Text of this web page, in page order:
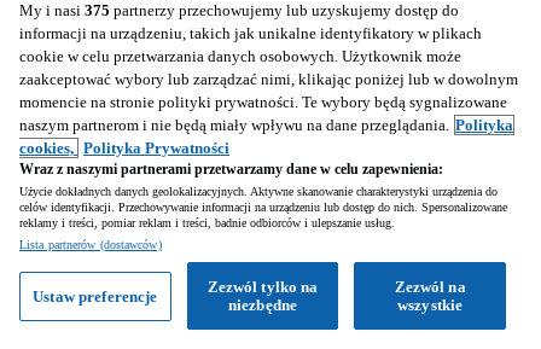
Wadowice Górne (Podkarpackie)
Firma • Opublikowano
Zobacz ogłoszenia
My i nasi 375 partnerzy przechowujemy lub uzyskujemy dostęp do
informacji na urządzeniu, takich jak unikalne identyfikatory w plikach
cookie w celu przetwarzania danych osobowych. Użytkownik może
zaakceptować wybory lub zarządzać nimi, klikając poniżej lub w dowolnym
momencie na stronie polityki prywatności. Te wybory będą sygnalizowane
naszym partnerom i nie będą miały wpływu na dane przeglądania. Polityka
cookies, Polityka Prywatności
Wraz z naszymi partnerami przetwarzamy dane w celu zapewnienia:
Użycie dokładnych danych geolokalizacyjnych. Aktywne skanowanie charakterystyki urządzenia do
celów identyfikacji. Przechowywanie informacji na urządzeniu lub dostęp do nich. Spersonalizowane
reklamy i treści, pomiar reklam i treści, badnie odbiorców i ulepszanie usług.
Lista partnerów (dostawców)
Zezwól na
wszystkie
Zezwól tylko na
niezbędne
Ustaw preferencje